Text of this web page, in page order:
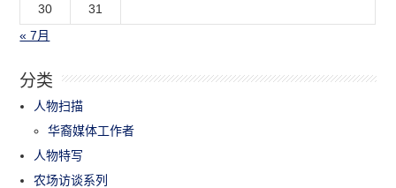
30
31
« 7月
分类
人物扫描
华裔媒体工作者
人物特写
农场访谈系列